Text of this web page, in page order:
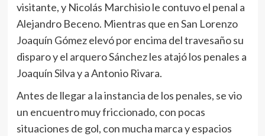
visitante, y Nicolás Marchisio le contuvo el penal a
Alejandro Beceno. Mientras que en San Lorenzo
Joaquín Gómez elevó por encima del travesaño su
disparo y el arquero Sánchez les atajó los penales a
Joaquín Silva y a Antonio Rivara.
Antes de llegar a la instancia de los penales, se vio
un encuentro muy friccionado, con pocas
situaciones de gol, con mucha marca y espacios